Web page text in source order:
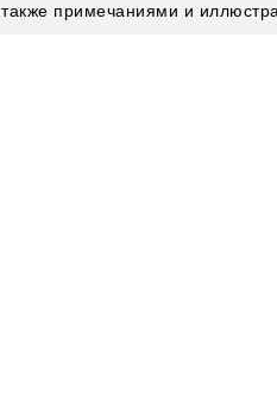
также примечаниями и